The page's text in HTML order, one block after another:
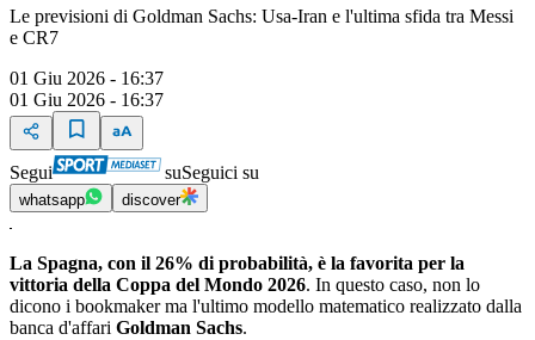
Le previsioni di Goldman Sachs: Usa-Iran e l'ultima sfida tra Messi
e CR7
01 Giu 2026 - 16:37
01 Giu 2026 - 16:37
Segui suSeguici su
whatsapp discover
La Spagna, con il 26% di probabilità, è la favorita per la
vittoria della Coppa del Mondo 2026. In questo caso, non lo
dicono i bookmaker ma l'ultimo modello matematico realizzato dalla
banca d'affari Goldman Sachs.